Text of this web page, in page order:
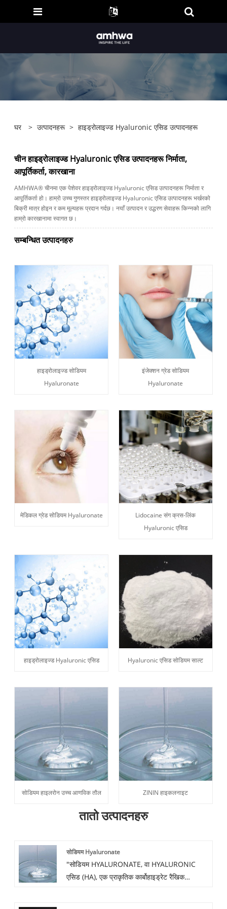
घर > उत्पादनहरू > हाइड्रोलाइज्ड Hyaluronic एसिड उत्पादनहरू
चीन हाइड्रोलाइज्ड Hyaluronic एसिड उत्पादनहरू निर्माता,
आपूर्तिकर्ता, कारखाना
AMHWA® चीनमा एक पेशेवर हाइड्रोलाइज्ड Hyaluronic एसिड उत्पादनहरू निर्माता र
आपूर्तिकर्ता हो। हाम्रो उच्च गुणस्तर हाइड्रोलाइज्ड Hyaluronic एसिड उत्पादनहरू भर्खरको
बिक्री मात्र होइन र कम मूल्यहरू प्रदान गर्दछ। नयाँ उत्पादन र उद्धरण सेवाहरू किन्नको लागि
हाम्रो कारखानामा स्वागत छ।
सम्बन्धित उत्पादनहरु
हाइड्रोलाइज्ड सोडियम
Hyaluronate
इंजेक्शन ग्रेड सोडियम
Hyaluronate
मेडिकल ग्रेड सोडियम Hyaluronate
Lidocaine संग क्रस-लिंक
Hyaluronic एसिड
हाइड्रोलाइज्ड Hyaluronic एसिड Hyaluronic एसिड सोडियम साल्ट
सोडियम हाइलरोन उच्च आणविक तौल ZININ हाइकलनाइट
तातो उत्पादनहरु
सोडियम Hyaluronate
"सोडियम HYALURONATE, वा HYALURONIC
एसिड (HA), एक प्राकृतिक कार्बोहाइड्रेट रैखिक